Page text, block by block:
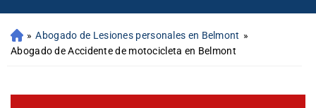
» Abogado de Lesiones personales en Belmont »
Abogado de Accidente de motocicleta en Belmont